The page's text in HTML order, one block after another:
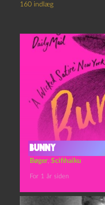
160 indlæg
Bunny
Bøger, Scifihaiku
For 1 år siden